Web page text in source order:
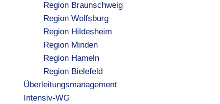
Region Braunschweig
Region Wolfsburg
Region Hildesheim
Region Minden
Region Hameln
Region Bielefeld
Überleitungsmanagement
Intensiv-WG